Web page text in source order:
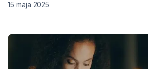
postaw na sprzedaż produktów,
15 maja 2025